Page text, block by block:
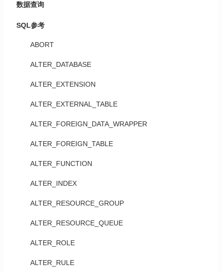
数据查询
SQL参考
ABORT
ALTER_DATABASE
ALTER_EXTENSION
ALTER_EXTERNAL_TABLE
ALTER_FOREIGN_DATA_WRAPPER
ALTER_FOREIGN_TABLE
ALTER_FUNCTION
ALTER_INDEX
ALTER_RESOURCE_GROUP
ALTER_RESOURCE_QUEUE
ALTER_ROLE
ALTER_RULE